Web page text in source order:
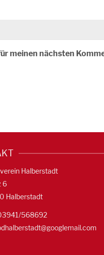
meinen nächsten
Halberstadt
6
Halberstadt
568692